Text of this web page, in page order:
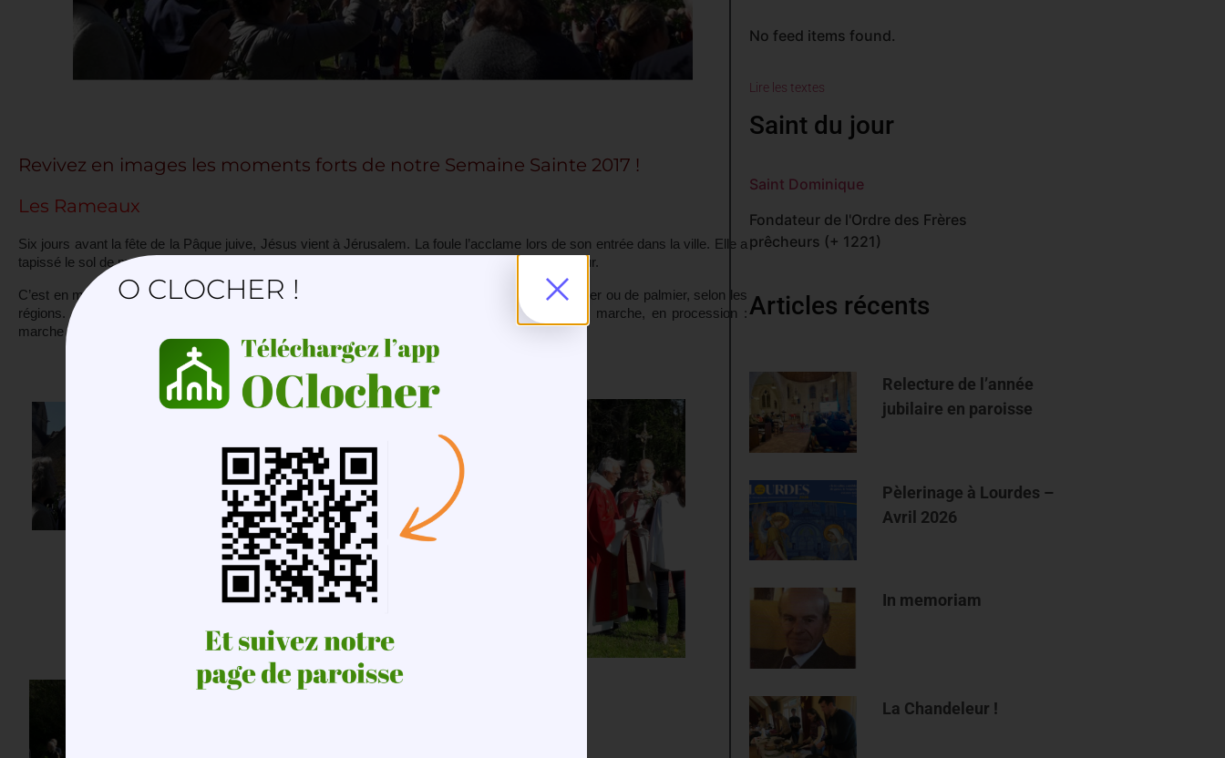
Revivez en images les moments forts de notre Semaine Sainte 2017 !
Les Rameaux
Six jours avant la fête de la Pâque juive, Jésus vient à Jérusalem. La foule l’acclame lors de son entrée dans la ville. Elle a
tapissé le sol de manteaux et de rameaux verts, formant comme un chemin royal en son honneur.
C’est en mémoire de ce jour que les catholiques portent des rameaux (de buis, d’olivier, de laurier ou de palmier, selon les
régions. Ces rameaux, une fois bénis, sont tenus en main par les fidèles qui se mettent en marche, en procession :
marche vers Pâques du peuple de Dieu à la suite du Christ.
No feed items found.
Lire les textes
Saint du jour
Saint Dominique
Fondateur de l'Ordre des Frères
prêcheurs (+ 1221)
Articles récents
Relecture de l’année
jubilaire en paroisse
Pèlerinage à Lourdes –
Avril 2026
In memoriam
La Chandeleur !
O CLOCHER !